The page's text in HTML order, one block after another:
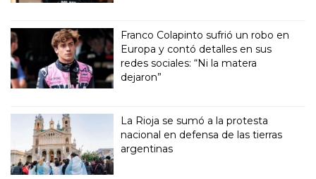
Franco Colapinto sufrió un robo en
Europa y contó detalles en sus
redes sociales: “Ni la matera
dejaron”
La Rioja se sumó a la protesta
nacional en defensa de las tierras
argentinas